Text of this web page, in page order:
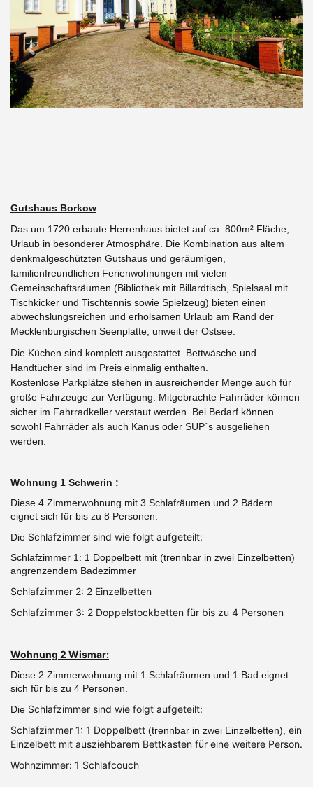
Gutshaus Borkow
Das um 1720 erbaute Herrenhaus bietet auf ca. 800m² Fläche,
Urlaub in besonderer Atmosphäre. Die Kombination aus altem
denkmalgeschützten Gutshaus und geräumigen,
familienfreundlichen Ferienwohnungen mit vielen
Gemeinschaftsräumen (Bibliothek mit Billardtisch, Spielsaal mit
Tischkicker und Tischtennis sowie Spielzeug) bieten einen
abwechslungsreichen und erholsamen Urlaub am Rand der
Mecklenburgischen Seenplatte, unweit der Ostsee.
Die Küchen sind komplett ausgestattet. Bettwäsche und
Handtücher sind im Preis einmalig enthalten.
Kostenlose Parkplätze stehen in ausreichender Menge auch für
große Fahrzeuge zur Verfügung. Mitgebrachte Fahrräder können
sicher im Fahrradkeller verstaut werden. Bei Bedarf können
sowohl Fahrräder als auch Kanus oder SUP´s ausgeliehen
werden.
Wohnung 1 Schwerin :
Diese 4 Zimmerwohnung mit 3 Schlafräumen und 2 Bädern
eignet sich für bis zu 8 Personen.
Die Schlafzimmer sind wie folgt aufgeteilt:
Schlafzimmer 1: 1 Doppelbett mit (trennbar in zwei Einzelbetten)
angrenzendem Badezimmer
Schlafzimmer 2: 2 Einzelbetten
Schlafzimmer 3: 2 Doppelstockbetten für bis zu 4 Personen
Wohnung 2 Wismar:
Diese 2 Zimmerwohnung mit 1 Schlafräumen und 1 Bad eignet
sich für bis zu 4 Personen.
Die Schlafzimmer sind wie folgt aufgeteilt:
Schlafzimmer 1: 1 Doppelbett (trennbar in zwei Einzelbetten), ein
Einzelbett mit ausziehbarem Bettkasten für eine weitere Person.
Wohnzimmer: 1 Schlafcouch